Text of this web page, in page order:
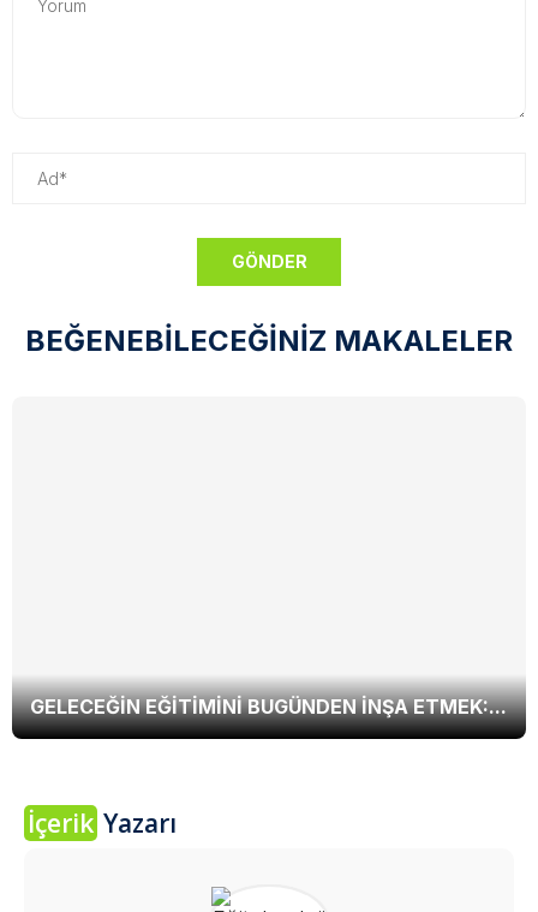
BEĞENEBİLECEĞİNİZ MAKALELER
GELECEĞIN EĞITIMINI BUGÜNDEN İNŞA ETMEK:...
İçerik Yazarı